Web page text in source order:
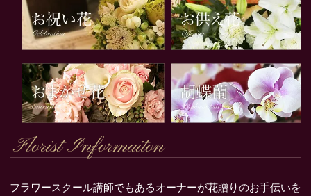
Florist Informaiton
フラワースクール講師でもあるオーナーが花贈りのお手伝いを